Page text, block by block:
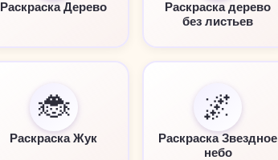
Раскраска Дерево
Раскраска дерево
без листьев
🐞
Раскраска Жук
🌌
Раскраска Звездное
небо